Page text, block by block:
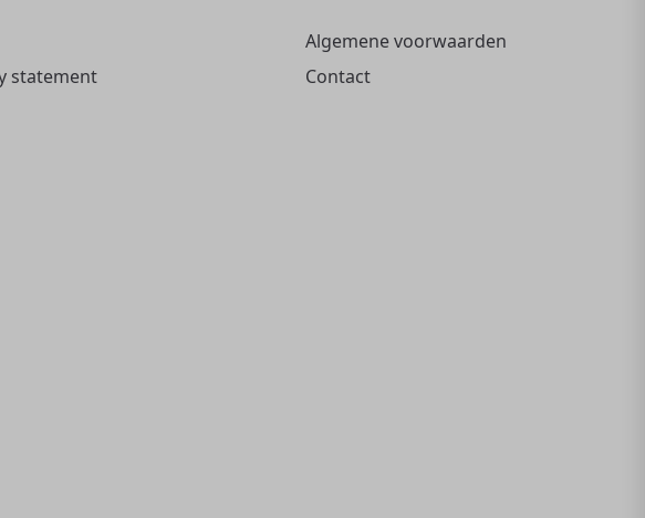
statement
Algemene voorwaarden
Contact